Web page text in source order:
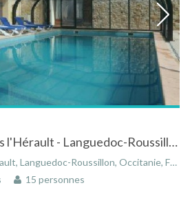
Gîte à Pouzolles dans l'Hérault - Languedoc-Roussillon avec piscine couverte
Languedoc-Roussillon, Occitanie, France
15 personnes